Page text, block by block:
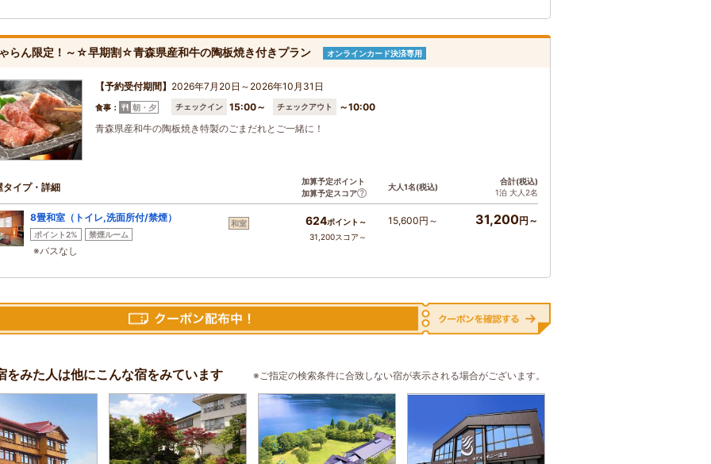
らん限定！～☆早期割☆青森県産和牛の陶板焼き付きプラン オンラインカード決済専用
【予約受付期間】 2026年7月20日～2026年10月31日
食事： 朝・夕 チェックイン 15:00～ チェックアウト
～10:00
青森県産和牛の陶板焼き特製のごまだれとご一緒に！
タイプ・詳細
加算予定ポイント
加算予定スコア
大人1名(税込)
合計(税込)
1泊 大人2名
8畳和室（トイレ,洗面所付/禁煙）
ポイント2% 禁煙ルーム
※バスなし
和室 624ポイント～
31,200スコア～
15,600円～ 31,200円～
をみた人は他にこんな宿をみています ※ご指定の検索条件に合致しない宿が表示される場合がございます。